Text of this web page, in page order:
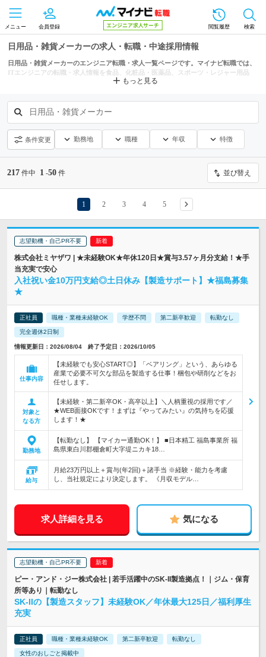
メニュー 会員登録 閲覧履歴 検索
日用品・雑貨メーカーの求人・転職・中途採用情報
日用品・雑貨メーカーのエンジニア転職・求人一覧ページです。マイナビ転職では、
ITエンジニアの転職・求人情報を食品、化粧品・医薬品、スポーツ・レジャー用品
（メーカー）などの条件からも探せます。もっと見る
日用品・雑貨メーカー
条件変更 勤務地 職種 年収 特徴
217 件中 1 -50 件 並び替え
1 2 3 4 5
志望動機・自己PR不要
株式会社ミヤザワ | ★未経験OK★年休120日★賞与3.57ヶ月分支給！★手
当充実で安心
入社祝い金10万円支給◎土日休み【製造サポート】★福島募集
★
正社員 職種・業種未経験OK 学歴不問 第二新卒歓迎 転勤なし
完全週休2日制
情報更新日：2026/08/04 終了予定日：2026/10/05
仕事内容
【未経験でも安心START◎】「ベアリング」という、あらゆる
産業で必要不可欠な部品を製造する仕事！梱包や研削などをお
任せします。
対象と
なる方
【未経験・第二新卒OK・高卒以上】＼人柄重視の採用です／
★WEB面接OKです！まずは『やってみたい』の気持ちを応援
します！★
勤務地
【転勤なし】 【マイカー通勤OK！】 ■日本精工 福島事業所 福
島県東白川郡棚倉町大字堤ニカキ18…
給与
月給23万円以上＋賞与(年2回)＋諸手当 ※経験・能力を考慮
し、当社規定により決定します。 《月収モデル…
求人詳細を見る 気になる
志望動機・自己PR不要
ピー・アンド・ジー株式会社 | 若手活躍中のSK-II製造拠点！｜ジム・保育
所等あり｜転勤なし
SK-IIの【製造スタッフ】未経験OK／年休最大125日／福利厚生
充実
正社員 職種・業種未経験OK 第二新卒歓迎 転勤なし
女性のおしごと掲載中